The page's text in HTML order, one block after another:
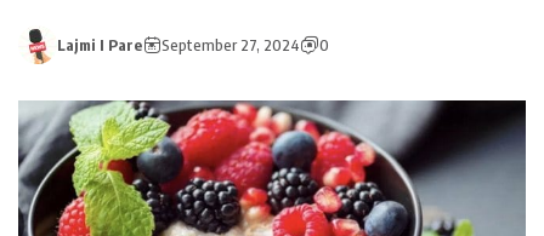
Lajmi I Pare September 27, 2024 0